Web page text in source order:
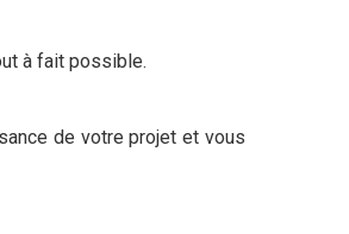
à fait possible.
de votre projet et vous